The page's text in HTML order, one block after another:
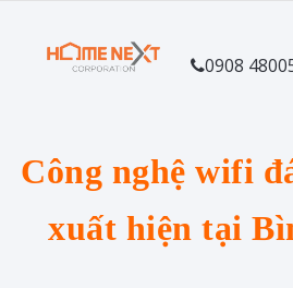
0908
Công nghệ wifi
xuất hiện tại